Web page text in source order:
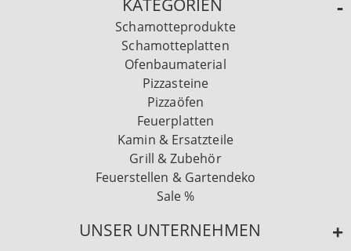
KATEGORIEN
Schamotteprodukte
Schamotteplatten
Ofenbaumaterial
Pizzasteine
Pizzaöfen
Feuerplatten
Kamin & Ersatzteile
Grill & Zubehör
Feuerstellen & Gartendeko
Sale %
UNSER UNTERNEHMEN